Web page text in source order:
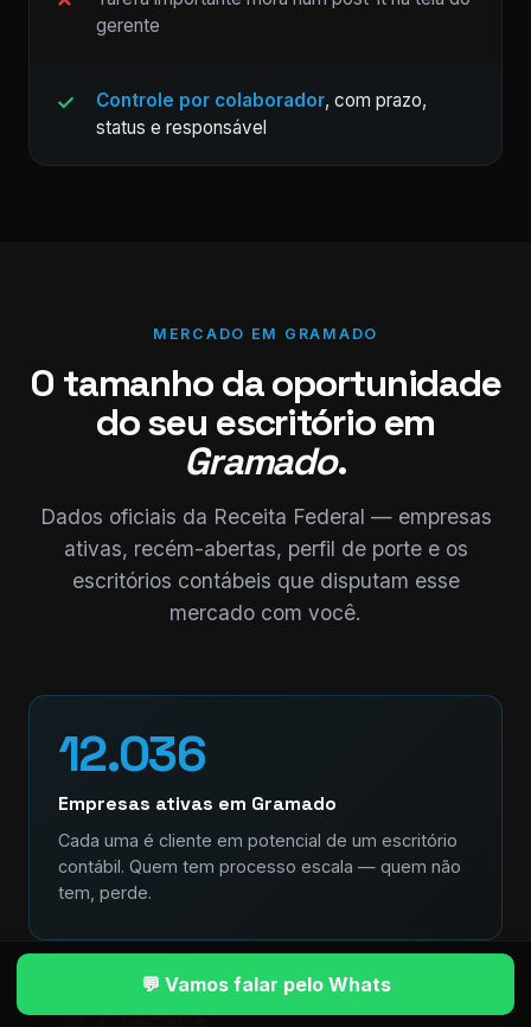
gerente
Controle por colaborador, com prazo,
status e responsável
MERCADO EM GRAMADO
O tamanho da oportunidade
do seu escritório em
Gramado.
Dados oficiais da Receita Federal — empresas
ativas, recém-abertas, perfil de porte e os
escritórios contábeis que disputam esse
mercado com você.
12.036
Empresas ativas em Gramado
Cada uma é cliente em potencial de um escritório
contábil. Quem tem processo escala — quem não
tem, perde.
💬 Vamos falar pelo Whats